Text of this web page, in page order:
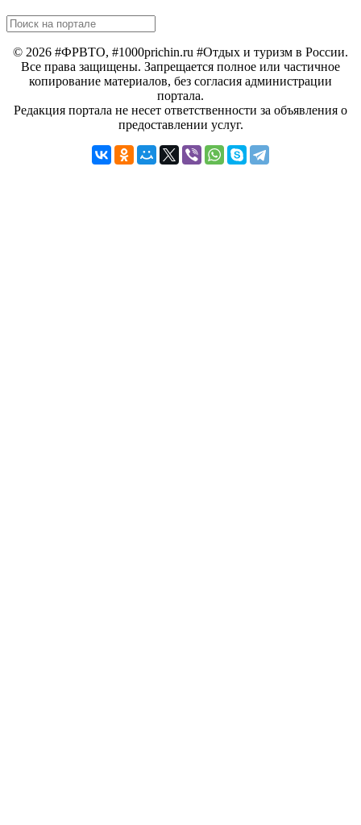
© 2026 #ФРВТО, #1000prichin.ru #Отдых и туризм в России.
Все права защищены. Запрещается полное или частичное
копирование материалов, без согласия администрации
портала.
Редакция портала не несет ответственности за объявления о
предоставлении услуг.